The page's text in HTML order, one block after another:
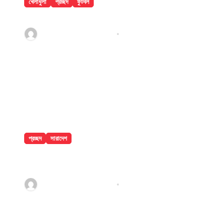
খেলাধুলা প্রচ্ছদ ফুটবল
প্রচ্ছদ সারাদেশ